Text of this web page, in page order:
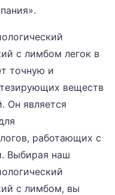
с лимбом легок в
точную и
веществ
Он является
работающих с
Выбирая наш
с лимбом, вы